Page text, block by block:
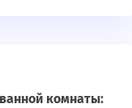
комнаты: